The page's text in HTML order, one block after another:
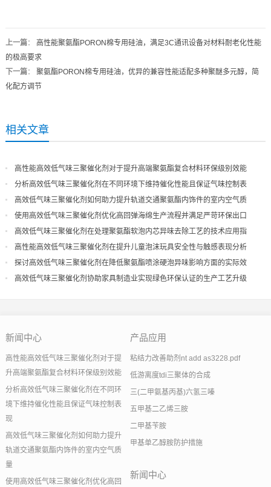
上一篇： 高性能聚氨酯PORON棉专用硅油，满足3C通讯设备对材料耐老化性能
的极高要求
下一篇： 聚氨酯PORON棉专用硅油，优异的兼容性能适配多种聚醚多元醇，简
化配方调节
相关文章
高性能高效低气味三聚催化剂对于提升高端聚氨酯复合材料环保级别效能
分析高效低气味三聚催化剂在不同环境下维持催化性能且保证气味控制表
现
高效低气味三聚催化剂如何助力提升轨道交通聚氨酯内饰件的室内空气质
量
使用高效低气味三聚催化剂优化高回弹海绵生产流程并满足严苛环保出口
高效低气味三聚催化剂在处理聚氨酯软泡内芯异味去除工艺的技术应用指
导
高性能高效低气味三聚催化剂在提升儿童泡沫玩具安全性与触感表现分析
探讨高效低气味三聚催化剂在降低聚氨酯喷涂硬泡异味影响方面的实际效
果
高效低气味三聚催化剂协助家具制造业实现绿色环保认证的生产工艺升级
新闻中心
高性能高效低气味三聚催化剂对于提
升高端聚氨酯复合材料环保级别效能
分析高效低气味三聚催化剂在不同环
境下维持催化性能且保证气味控制表
现
高效低气味三聚催化剂如何助力提升
轨道交通聚氨酯内饰件的室内空气质
量
使用高效低气味三聚催化剂优化高回
产品应用
粘结力改善助剂nt add as3228.pdf
低游离度tdi三聚体的合成
三(二甲氨基丙基)六氢三嗪
五甲基二乙烯三胺
二甲基苄胺
甲基单乙醇胺防护措施
新闻中心